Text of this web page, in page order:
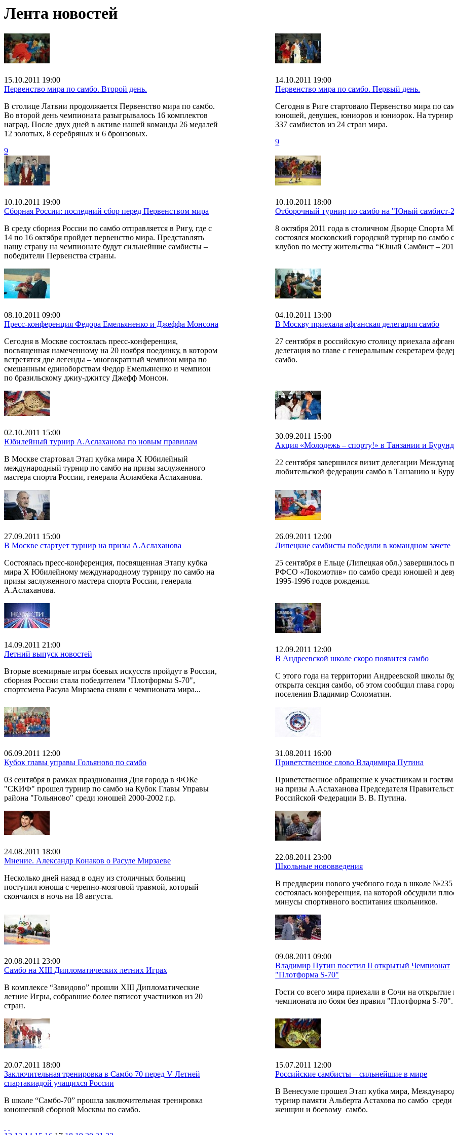
Лента новостей
15.10.2011 19:00
Первенство мира по самбо. Второй день.
В столице Латвии продолжается Первенство мира по самбо.
Во второй день чемпионата разыгрывалось 16 комплектов
наград. После двух дней в активе нашей команды 26 медалей
12 золотых, 8 серебряных и 6 бронзовых.
9
14.10.2011 19:00
Первенство мира по самбо. Первый день.
Сегодня в Риге стартовало Первенство мира по
юношей, девушек, юниоров и юниорок. На турнир
337 самбистов из 24 стран мира.
9
10.10.2011 19:00
Сборная России: последний сбор перед Первенством мира
В среду сборная России по самбо отправляется в Ригу, где с
14 по 16 октября пройдет первенство мира. Представлять
нашу страну на чемпионате будут сильнейшие самбисты –
победители Первенства страны.
10.10.2011 18:00
Отборочный турнир по самбо на "Юный самбист-
8 октября 2011 года в столичном Дворце Спорта
состоялся московский городской турнир по самбо
клубов по месту жительства “Юный Самбист –
08.10.2011 09:00
Пресс-конференция Федора Емельяненко и Джеффа Монсона
Сегодня в Москве состоялась пресс-конференция,
посвященная намеченному на 20 ноября поединку, в котором
встретятся две легенды – многократный чемпион мира по
смешанным единоборствам Федор Емельяненко и чемпион
по бразильскому джиу-джитсу Джефф Монсон.
04.10.2011 13:00
В Москву приехала афганская делегация самбо
27 сентября в российскую столицу приехала
делегация во главе с генеральным секретарем
самбо.
02.10.2011 15:00
Юбилейный турнир А.Аслаханова по новым правилам
В Москве стартовал Этап кубка мира Х Юбилейный
международный турнир по самбо на призы заслуженного
мастера спорта России, генерала Асламбека Аслаханова.
30.09.2011 15:00
Акция «Молодежь – спорту!» в Танзании и
22 сентября завершился визит делегации
любительской федерации самбо в Танзанию и
27.09.2011 15:00
В Москве стартует турнир на призы А.Аслаханова
Состоялась пресс-конференция, посвященная Этапу кубка
мира X Юбилейному международному турниру по самбо на
призы заслуженного мастера спорта России, генерала
А.Аслаханова.
26.09.2011 12:00
Липецкие самбисты победили в командном зачете
25 сентября в Ельце (Липецкая обл.) завершилось
РФСО «Локомотив» по самбо среди юношей и
1995-1996 годов рождения.
14.09.2011 21:00
Летний выпуск новостей
Вторые всемирные игры боевых искусств пройдут в России,
сборная России стала победителем "Плотформы S-70",
спортсмена Расула Мирзаева сняли с чемпионата мира...
12.09.2011 12:00
В Андреевской школе скоро появится самбо
С этого года на территории Андреевской школы
открыта секция самбо, об этом сообщил глава
поселения Владимир Соломатин.
06.09.2011 12:00
Кубок главы управы Гольяново по самбо
03 сентября в рамках празднования Дня города в ФОКе
"СКИФ" прошел турнир по самбо на Кубок Главы Управы
района "Гольяново" среди юношей 2000-2002 г.р.
31.08.2011 16:00
Приветственное слово Владимира Путина
Приветственное обращение к участникам и
на призы А.Аслаханова Председателя
Российской Федерации В. В. Путина.
24.08.2011 18:00
Мнение. Александр Конаков о Расуле Мирзаеве
Несколько дней назад в одну из столичных больниц
поступил юноша с черепно-мозговой травмой, который
скончался в ночь на 18 августа.
22.08.2011 23:00
Школьные нововведения
В преддверии нового учебного года в школе №235
состоялась конференция, на которой обсудили
минусы спортивного воспитания школьников.
20.08.2011 23:00
Самбо на XIII Дипломатических летних Играх
В комплексе “Завидово” прошли XIII Дипломатические
летние Игры, собравшие более пятисот участников из 20
стран.
09.08.2011 09:00
Владимир Путин посетил II открытый Чемпионат
"Плотформа S-70"
Гости со всего мира приехали в Сочи на открытие
чемпионата по боям без правил "Плотформа S-70".
20.07.2011 18:00
Заключительная тренировка в Самбо 70 перед V Летней
спартакиадой учащихся России
В школе “Самбо-70” прошла заключительная тренировка
юношеской сборной Москвы по самбо.
15.07.2011 12:00
Российские самбисты – сильнейшие в мире
В Венесуэле прошел Этап кубка мира,
турнир памяти Альберта Астахова по самбо
женщин и боевому самбо.